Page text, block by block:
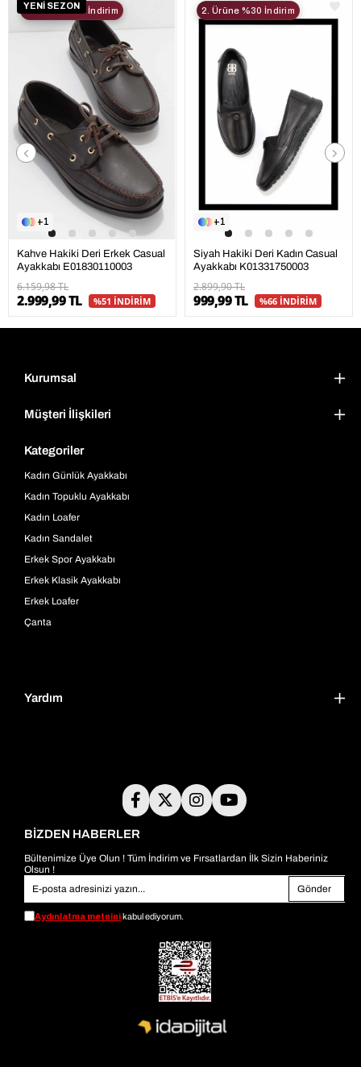
YENİ SEZON
1
Kahve Hakiki Deri Erkek Casual
Ayakkabı E01830110003
6.159,98 TL
2.999,99 TL %51 İNDİRİM
2. Ürüne %30 İndirim
1
Siyah Hakiki Deri Kadın Casual
Ayakkabı K01331750003
2.899,90 TL
999,99 TL %66 İNDİRİM
2. Ürüne %30 İndirim
Kurumsal
Müşteri İlişkileri
Kategoriler
Kadın Günlük Ayakkabı
Kadın Topuklu Ayakkabı
Kadın Loafer
Kadın Sandalet
Erkek Spor Ayakkabı
Erkek Klasik Ayakkabı
Erkek Loafer
Çanta
Yardım
BİZDEN HABERLER
Bültenimize Üye Olun ! Tüm İndirim ve Fırsatlardan İlk Sizin Haberiniz
Olsun !
Gönder
Aydınlatma metninikabul ediyorum.